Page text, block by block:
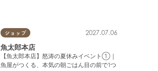
ショップ 2027.07.06
魚太郎本店
【魚太郎本店】怒涛の夏休みイベント①｜
魚屋がつくる、本気の朝ごはん目の前で1つ